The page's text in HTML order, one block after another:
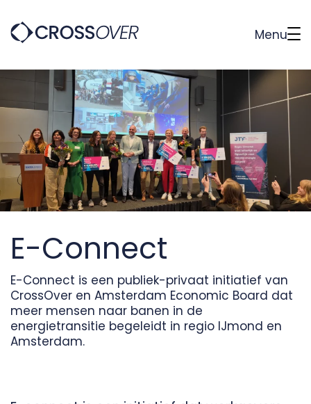
Onze werkwijze
Onze werkwijze
Zij-instroom obstakels weg
Samen meer impact
Slimste Handen
Slimste Handen
Slimste Handen
Slimste Handen van Amsterdam
Over CrossOver
Over CrossOver
Over
Team
Founder's story
Contact
Menu
E-Connect
E-Connect is een publiek-privaat initiatief van
CrossOver en Amsterdam Economic Board dat
meer mensen naar banen in de
energietransitie begeleidt in regio IJmond en
Amsterdam.